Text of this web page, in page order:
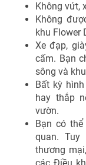
Không vứt,
Không
khu Flower
Xe đạp,
cấm. Bạn
sông và
Bất kỳ
hay thắp
vườn.
Bạn có
quan.
thương